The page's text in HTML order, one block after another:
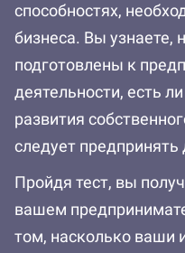
способностях,
бизнеса. Вы узнаете,
подготовлены к
деятельности, есть
развития
следует
Пройдя тест, вы
вашем
том, насколько ваши